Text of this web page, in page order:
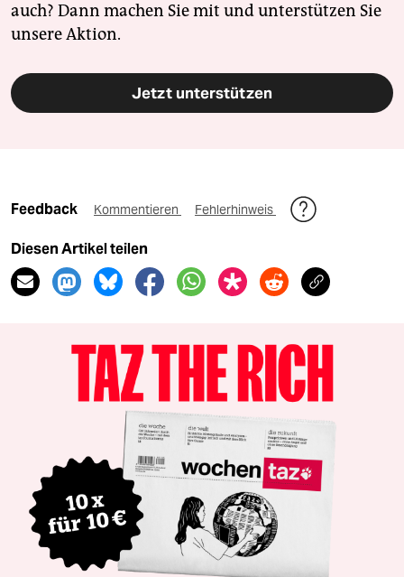
auch? Dann machen Sie mit und unterstützen Sie
unsere Aktion.
Jetzt unterstützen
Feedback Kommentieren Fehlerhinweis
Diesen Artikel teilen